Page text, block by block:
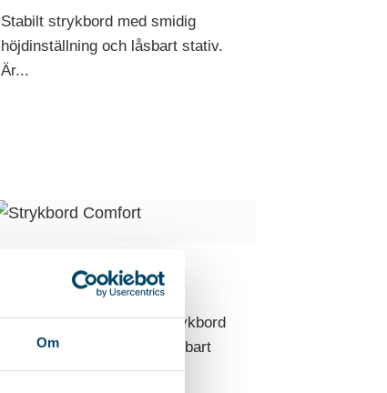
Om
Stabilt strykbord med smidig
höjdinställning och låsbart stativ.
Är...
STRYKBORD
COMFORT
Praktiskt och klassiskt strykbord
med höjdinställning och låsbart
stativ. Produkten...